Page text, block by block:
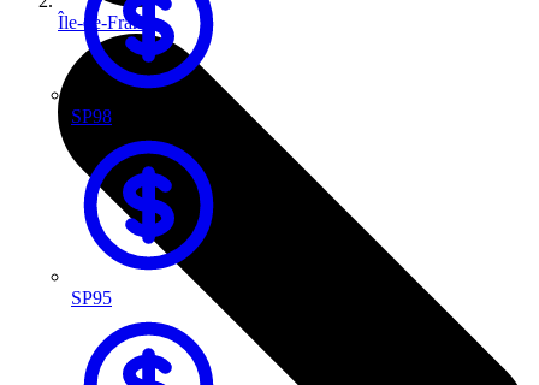
SP98
SP95
Île-de-France